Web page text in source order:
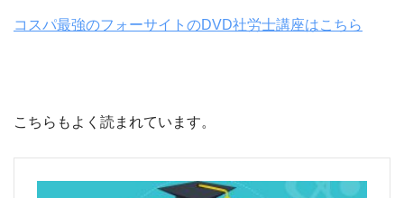
コスパ最強のフォーサイトのDVD社労士講座はこちら
こちらもよく読まれています。